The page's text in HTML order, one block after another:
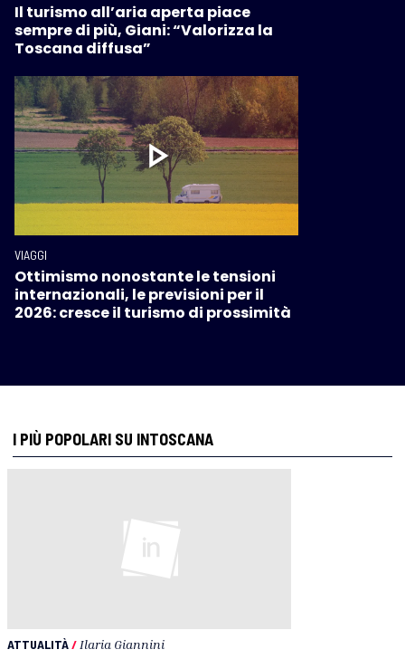
Il turismo all’aria aperta piace
sempre di più, Giani: “Valorizza la
Toscana diffusa”
VIAGGI
Ottimismo nonostante le tensioni
internazionali, le previsioni per il
2026: cresce il turismo di prossimità
I PIÙ POPOLARI SU INTOSCANA
ATTUALITÀ/ Ilaria Giannini